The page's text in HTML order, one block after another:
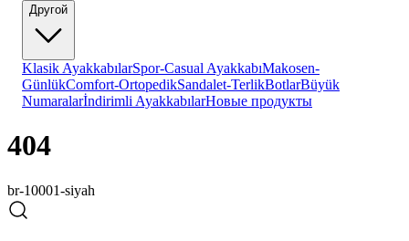
Другой
Klasik AyakkabılarSpor-Casual AyakkabıMakosen-
GünlükComfort-OrtopedikSandalet-TerlikBotlarBüyük
Numaralarİndirimli AyakkabılarНовые продукты
404
br-10001-siyah